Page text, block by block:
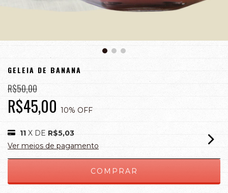
GELEIA DE BANANA
R$50,00
R$45,00 10% OFF
11 X DE R$5,03
Ver meios de pagamento